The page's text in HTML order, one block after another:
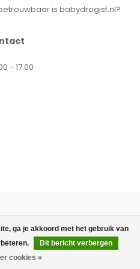
TOEVOEGEN AAN
WINKELWAGEN
ga je akkoord met het gebruik van
Dit bericht verbergen
cookies »
is babydrogist.nl?
- 17.00
Babydrogist.nl